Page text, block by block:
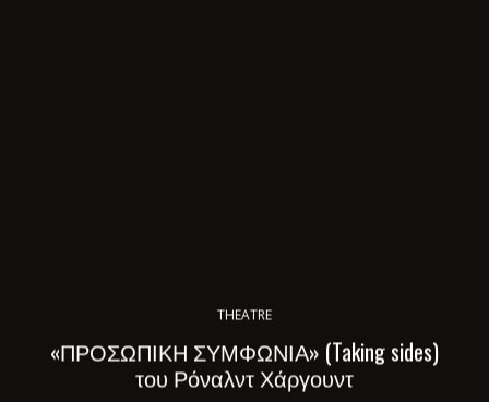
THEATRE
«ΠΡΟΣΩΠΙΚΗ ΣΥΜΦΩΝΙΑ» (Taking sides)
του Ρόναλντ Χάργουντ